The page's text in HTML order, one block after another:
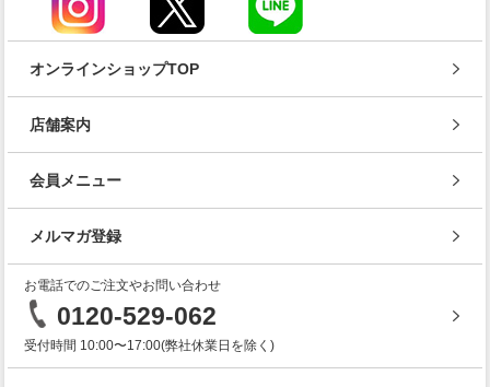
オンラインショップTOP
店舗案内
会員メニュー
メルマガ登録
お電話でのご注文やお問い合わせ
0120-529-062
受付時間 10:00〜17:00(弊社休業日を除く)